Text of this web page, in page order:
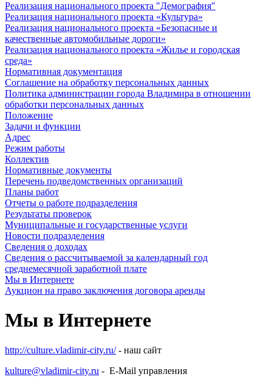
Реализация национального проекта "Демография"
Реализация национального проекта «Культура»
Реализация национального проекта «Безопасные и
качественные автомобильные дороги»
Реализация национального проекта «Жилье и городская
среда»
Нормативная документация
Соглашение на обработку персональных данных
Политика администрации города Владимира в отношении
обработки персональных данных
Положение
Задачи и функции
Адрес
Режим работы
Коллектив
Нормативные документы
Перечень подведомственных организаций
Планы работ
Отчеты о работе подразделения
Результаты проверок
Муниципальные и государственные услуги
Новости подразделения
Сведения о доходах
Сведения о рассчитываемой за календарный год
среднемесячной заработной плате
Мы в Интернете
Аукцион на право заключения договора аренды
Мы в Интернете
http://culture.vladimir-city.ru/- наш сайт
kulture@vladimir-city.ru - E-Mail управления